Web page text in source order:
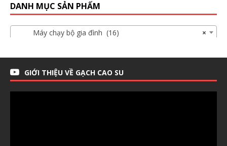
DANH MỤC SẢN PHẨM
×
Máy chạy bộ gia đình (16)
GIỚI THIỆU VỀ GẠCH CAO SU